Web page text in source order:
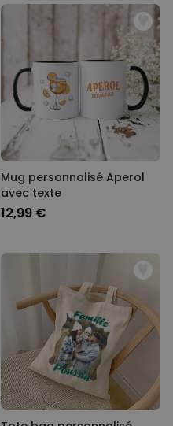
Mug personnalisé Aperol
avec texte
12,99 €